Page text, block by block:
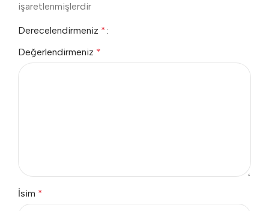
işaretlenmişlerdir
Derecelendirmeniz *
Değerlendirmeniz *
İsim *